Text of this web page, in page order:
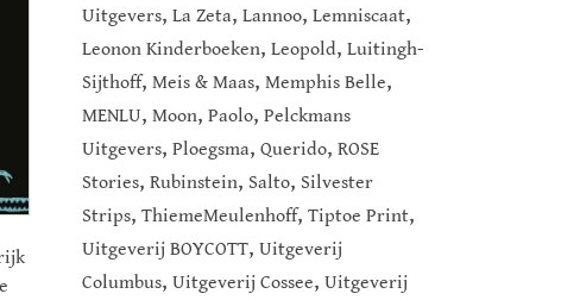
Uitgevers, La Zeta, Lannoo, Lemniscaat,
Leonon Kinderboeken, Leopold, Luitingh-
Sijthoff, Meis & Maas, Memphis Belle,
MENLU, Moon, Paolo, Pelckmans
Uitgevers, Ploegsma, Querido, ROSE
Stories, Rubinstein, Salto, Silvester
Strips, ThiemeMeulenhoff, Tiptoe Print,
Uitgeverij BOYCOTT, Uitgeverij
Columbus, Uitgeverij Cossee, Uitgeverij